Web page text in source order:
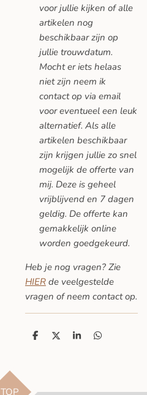
voor jullie kijken of alle
artikelen nog
beschikbaar zijn op
jullie trouwdatum.
Mocht er iets helaas
niet zijn neem ik
contact op via email
voor eventueel een leuk
alternatief. Als alle
artikelen beschikbaar
zijn krijgen jullie zo snel
mogelijk de offerte van
mij. Deze is geheel
vrijblijvend en 7 dagen
geldig. De offerte kan
gemakkelijk online
worden goedgekeurd.
Heb je nog vragen? Zie
HIER de veelgestelde
vragen of neem contact op.
D
D
S
D
TOP